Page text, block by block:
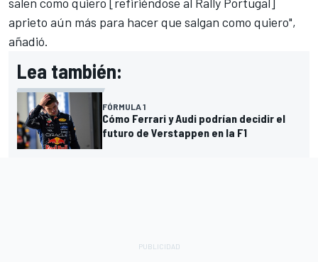
aprieto aún más para hacer que salgan como quiero",
añadió.
Lea también:
FÓRMULA 1
Cómo Ferrari y Audi podrían decidir el
futuro de Verstappen en la F1